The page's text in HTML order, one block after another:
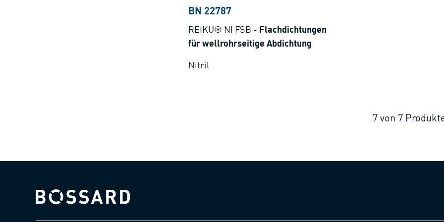
BN 22787
REIKU® NI FSB - Flachdichtungen
für wellrohrseitige Abdichtung
Nitril
7von 7
Bossard homepage